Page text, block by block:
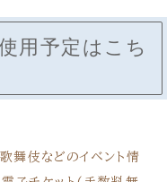
用予定はこち
舞伎などのイベント情